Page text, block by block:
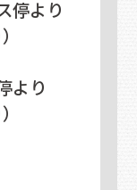
停より
より